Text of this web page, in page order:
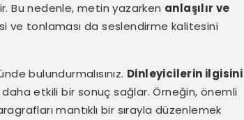
Bu nedenle, metin yazarken anlaşılır ve
ve tonlaması da seslendirme kalitesini
bulundurmalısınız. Dinleyicilerin ilgisini
etkili bir sonuç sağlar. Örneğin, önemli
mantıklı bir sırayla düzenlemek